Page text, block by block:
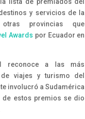
y servicios de la
provincias que
Awards por Ecuador en
reconoce a las más
viajes y turismo del
involucró a Sudamérica
de estos premios se dio